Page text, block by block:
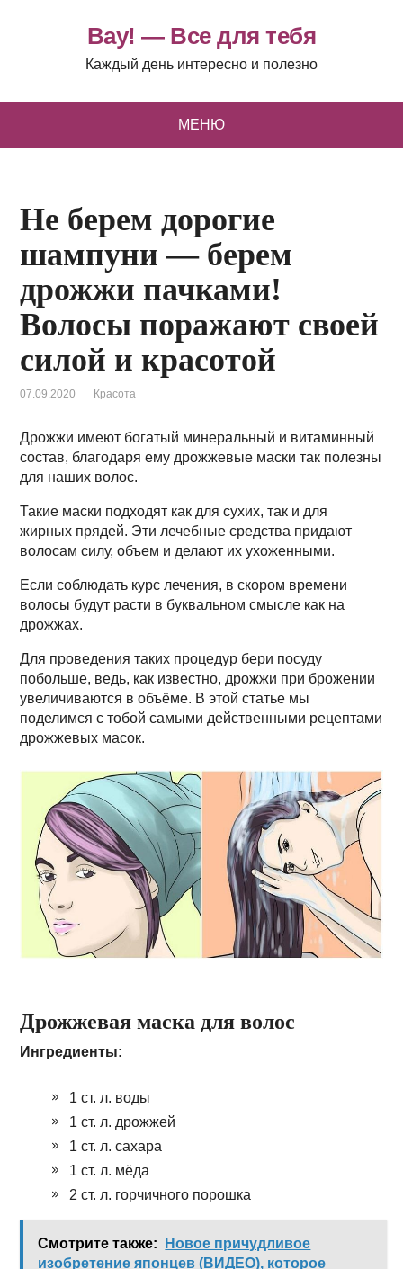
Вау! — Все для тебя
Каждый день интересно и полезно
МЕНЮ
Не берем дорогие
шампуни — берем
дрожжи пачками!
Волосы поражают своей
силой и красотой
07.09.2020 Красота
Дрожжи имеют богатый минеральный и витаминный
состав, благодаря ему дрожжевые маски так полезны
для наших волос.
Такие маски подходят как для сухих, так и для
жирных прядей. Эти лечебные средства придают
волосам силу, объем и делают их ухоженными.
Если соблюдать курс лечения, в скором времени
волосы будут расти в буквальном смысле как на
дрожжах.
Для проведения таких процедур бери посуду
побольше, ведь, как известно, дрожжи при брожении
увеличиваются в объёме. В этой статье мы
поделимся с тобой самыми действенными рецептами
дрожжевых масок.
Дрожжевая маска для волос
Ингредиенты:
1 ст. л. воды
1 ст. л. дрожжей
1 ст. л. сахара
1 ст. л. мёда
2 ст. л. горчичного порошка
Смотрите также:
Новое причудливое
изобретение японцев (ВИДЕО), которое